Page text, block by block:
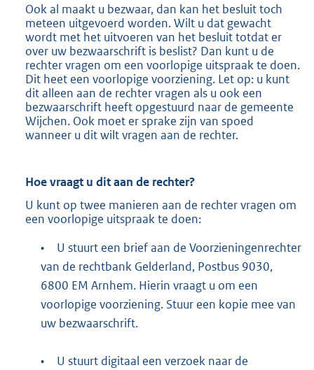
Ook al maakt u bezwaar, dan kan het besluit toch
meteen uitgevoerd worden. Wilt u dat gewacht
wordt met het uitvoeren van het besluit totdat er
over uw bezwaarschrift is beslist? Dan kunt u de
rechter vragen om een voorlopige uitspraak te doen.
Dit heet een voorlopige voorziening. Let op: u kunt
dit alleen aan de rechter vragen als u ook een
bezwaarschrift heeft opgestuurd naar de gemeente
Wijchen. Ook moet er sprake zijn van spoed
wanneer u dit wilt vragen aan de rechter.
Hoe vraagt u dit aan de rechter?
U kunt op twee manieren aan de rechter vragen om
een voorlopige uitspraak te doen:
•
U stuurt een brief aan de Voorzieningenrechter
van de rechtbank Gelderland, Postbus 9030,
6800 EM Arnhem. Hierin vraagt u om een
voorlopige voorziening. Stuur een kopie mee van
uw bezwaarschrift.
•
U stuurt digitaal een verzoek naar de